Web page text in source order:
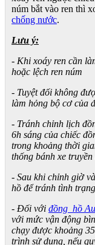
núm bắt vào ren thì
chống nước.
Lưu ý:
- Khi xoáy ren cần
hoặc lệch ren núm
- Tuyệt đối không
làm hỏng bộ cơ của
- Tránh chỉnh lịch
6h sáng của chiếc
trong khoảng thời
thống bánh xe
- Sau khi chỉnh giờ
hồ để tránh tình
- Đối với đồng hồ
với mức vận động
chạy được khoảng
trình sử dụng, nếu